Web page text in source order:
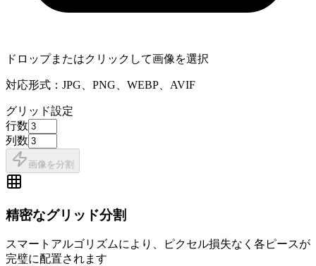
ドロップまたはクリックして画像を選択
対応形式：JPG、PNG、WEBP、AVIF
グリッド設定
行数
列数
画像を分割
精密なグリッド分割
スマートアルゴリズムにより、ピクセル損失なく各ピースが
完璧に配置されます